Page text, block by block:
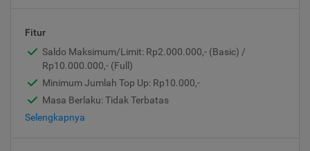
Fitur
Saldo Maksimum/Limit: Rp2.000.000,- (Basic) /
Rp10.000.000,- (Full)
Minimum Jumlah Top Up: Rp10.000,-
Masa Berlaku: Tidak Terbatas
Selengkapnya